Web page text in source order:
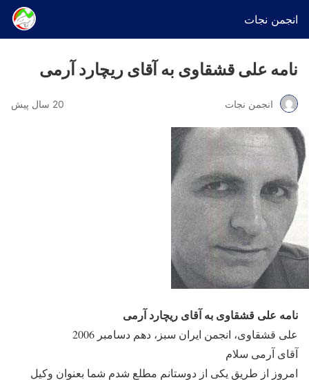
انجمن نجات
نامه علی قشقاوی به آقای ریچارد آرمی
انجمن نجات 20 سال پیش
نامه علی قشقاوی به آقای ریچارد آرمی
علی قشقاوی، انجمن ایران سبز، دهم دسامبر 2006
آقای آرمی سلام
امروز از طریق یکی از دوستانم مطلع شدم شما بعنوان وکیل